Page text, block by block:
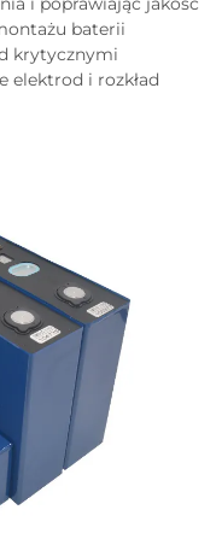
baterii
krytycznymi
elektrod i rozkład